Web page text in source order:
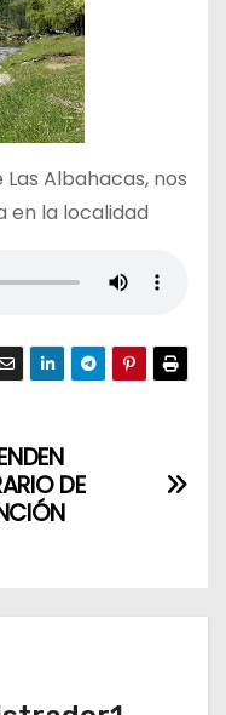
Albahacas, nos
en la localidad
DE